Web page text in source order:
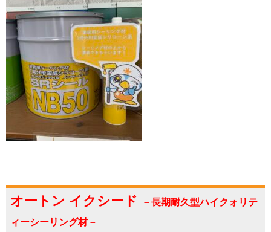
オートン イクシード
－長期耐久型ハイクォリテ
ィーシーリング材－